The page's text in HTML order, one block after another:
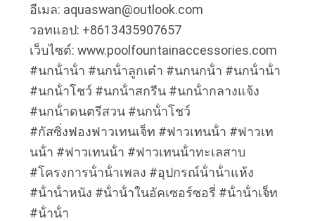
แผนผัง
เว็บไซต์
PRIVACY
POLICY
อีเมล: aquaswan@outlook.com
วอทแอป: +8613435907657
เว็บไซต์: www.poolfountainaccessories.com
#นกน้ําน้ํา #นกน้ําลูกเต๋า #นกนกน้ํา #นกน้ําน้ํา
#นกน้ําโชว์ #นกน้ําสกรีน #นกน้ํากลางแจ้ง
#นกน้ําดนตรีสวน #นกน้ําโชว์
#กัสซิ่งฟองฟาวเทนเจ็ท #ฟาวเทนน้ํา #ฟาวเท
นน้ํา #ฟาวเทนน้ํา #ฟาวเทนน้ําทะเลสาบ
#โครงการน้ําน้ําเพลง #อุปกรณ์น้ําน้ําแห้ง
#น้ําน้ําหนัง #น้ําน้ําในอัคเซอร์ซอรี่ #น้ําน้ําเจ็ท
#น้ําน้ํา